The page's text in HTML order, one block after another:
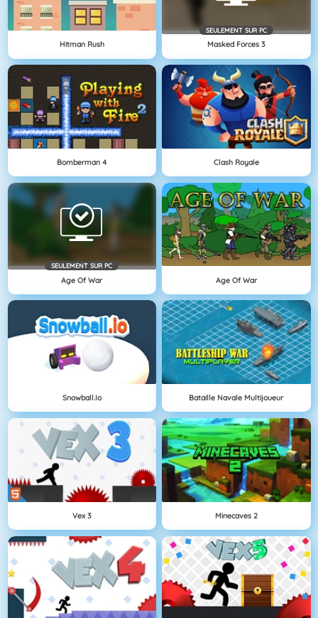
Hitman Rush
SEULEMENT SUR PC
Masked Forces 3
Bomberman 4 Clash Royale
SEULEMENT SUR PC
Age Of War Age Of War
Snowball.io Bataille Navale Multijoueur
Vex 3 Minecaves 2